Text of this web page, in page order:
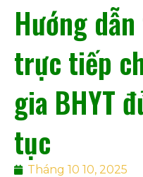
Hướng
trực tiếp
gia BHYT
tục
Tháng 10 10, 2025